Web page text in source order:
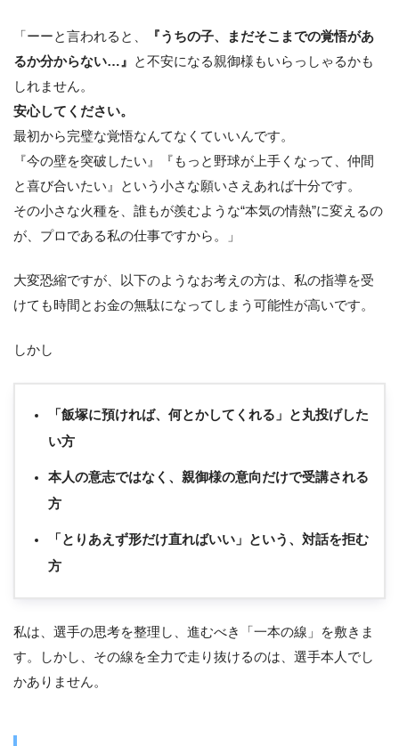
「ーーと言われると、
『うちの子、まだそこまでの覚悟があ
るか分からない…』
と不安になる親御様もいらっしゃるかも
しれません。
安心してください。
最初から完璧な覚悟なんてなくていいんです。
『今の壁を突破したい』『もっと野球が上手くなって、仲間
と喜び合いたい』という小さな願いさえあれば十分です。
その小さな火種を、誰もが羨むような“本気の情熱”に変えるの
が、プロである私の仕事ですから。」
大変恐縮ですが、以下のようなお考えの方は、私の指導を受
けても時間とお金の無駄になってしまう可能性が高いです。
しかし
「飯塚に預ければ、何とかしてくれる」と丸投げした
い方
本人の意志ではなく、親御様の意向だけで受講される
方
「とりあえず形だけ直ればいい」という、対話を拒む
方
私は、選手の思考を整理し、進むべき「一本の線」を敷きま
す。しかし、その線を全力で走り抜けるのは、選手本人でし
かありません。